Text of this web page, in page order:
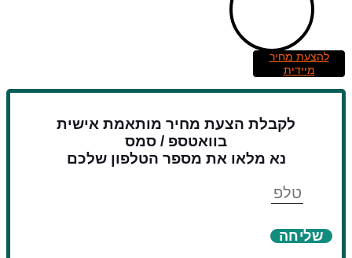
להצעת מחיר
מיידית
לקבלת הצעת מחיר מותאמת אישית
בוואטספ / סמס
נא מלאו את מספר הטלפון שלכם
שליחה